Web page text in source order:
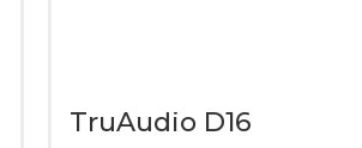
TruAudio D16